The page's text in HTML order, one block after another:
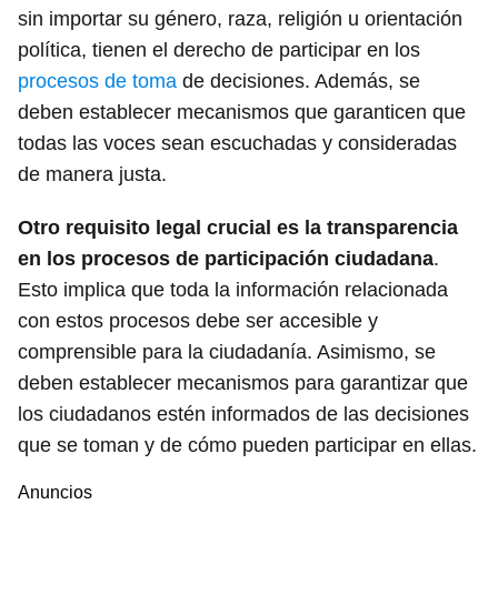
sin importar su género, raza, religión u orientación
política, tienen el derecho de participar en los
procesos de toma de decisiones. Además, se
deben establecer mecanismos que garanticen que
todas las voces sean escuchadas y consideradas
de manera justa.
Otro requisito legal crucial es la transparencia
en los procesos de participación ciudadana.
Esto implica que toda la información relacionada
con estos procesos debe ser accesible y
comprensible para la ciudadanía. Asimismo, se
deben establecer mecanismos para garantizar que
los ciudadanos estén informados de las decisiones
que se toman y de cómo pueden participar en ellas.
Anuncios